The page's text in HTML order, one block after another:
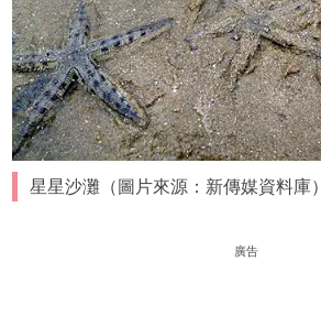
星星沙灘（圖片來源：新傳媒資料庫）
廣告